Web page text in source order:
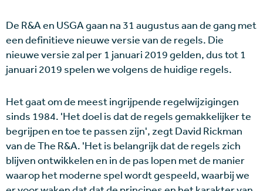
De R&A en USGA gaan na 31 augustus aan de gang met
een definitieve nieuwe versie van de regels. Die
nieuwe versie zal per 1 januari 2019 gelden, dus tot 1
januari 2019 spelen we volgens de huidige regels.
Het gaat om de meest ingrijpende regelwijzigingen
sinds 1984. 'Het doel is dat de regels gemakkelijker te
begrijpen en toe te passen zijn', zegt David Rickman
van de The R&A. 'Het is belangrijk dat de regels zich
blijven ontwikkelen en in de pas lopen met de manier
waarop het moderne spel wordt gespeeld, waarbij we